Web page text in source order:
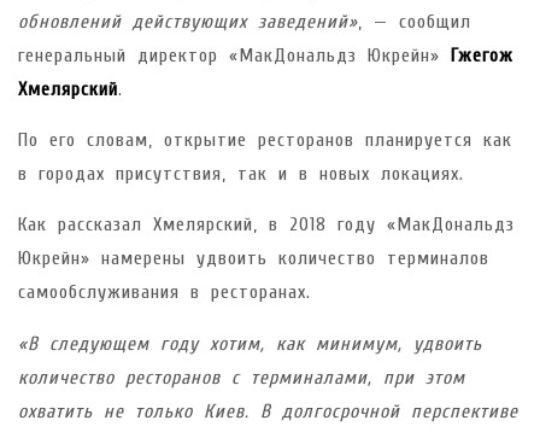
обновлений действующих заведений», — сообщил
генеральный директор «МакДональдз Юкрейн» Гжегож
Хмелярский.
По его словам, открытие ресторанов планируется как
в городах присутствия, так и в новых локациях.
Как рассказал Хмелярский, в 2018 году «МакДональдз
Юкрейн» намерены удвоить количество терминалов
самообслуживания в ресторанах.
«В следующем году хотим, как минимум, удвоить
количество ресторанов с терминалами, при этом
охватить не только Киев. В долгосрочной перспективе